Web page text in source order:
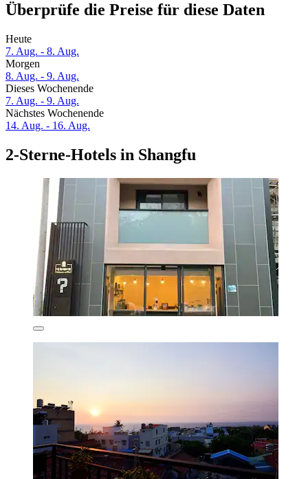
Überprüfe die Preise für diese Daten
Heute
7. Aug. - 8. Aug.
Morgen
8. Aug. - 9. Aug.
Dieses Wochenende
7. Aug. - 9. Aug.
Nächstes Wochenende
14. Aug. - 16. Aug.
2-Sterne-Hotels in Shangfu